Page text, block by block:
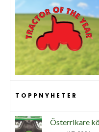
TOPPNYHETER
Österrikare